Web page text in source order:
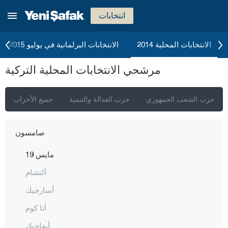
انتخابات
الانتخابات البرلمانية في يوليو 2015 الانتخابات المحلية 2014
مرشحي الانتخابات المحلية التركية
جميع الأحزاب حزب العدالة والتنمية حزب الشعب الجمهوري
نيفشهير
أوردو
عثمانية
صقاريا
صامسون
19 مايس
ألتشام
أسارجيك
أتا كوم
أيفاجيك